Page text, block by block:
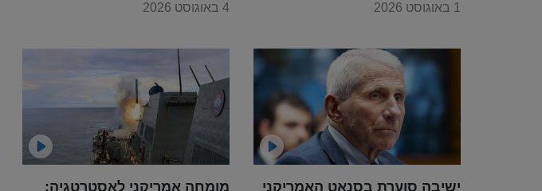
היקפה"
4 באוגוסט 2026
בדומה למה שקרה עם מוצרי
1 באוגוסט 2026
מומחה אמריקני לאסטרטגיה:
ישיבה סוערת בסנאט האמריקני